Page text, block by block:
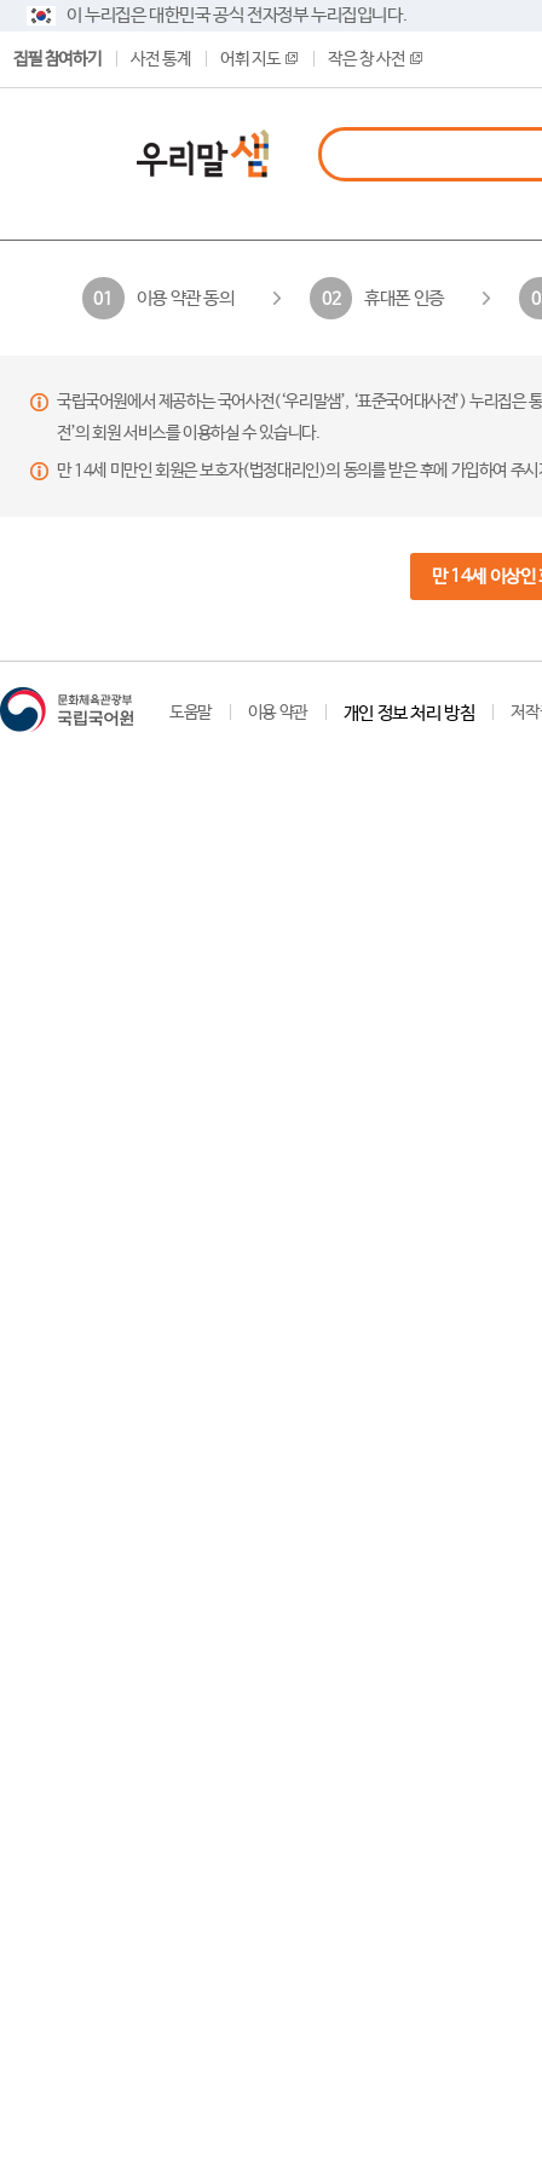
이 누리집은 대한민국 공식 전자정부 누리집입니다.
집필 참여하기 사전 통계 어휘 지도 작은 창 사전
01 이용 약관 동의 02 휴대폰 인증
국립국어원에서 제공하는 국어사전(‘우리말샘’, ‘표준국어대사전’) 누리집
전’의 회원 서비스를 이용하실 수 있습니다.
만 14세 미만인 회원은 보호자(법정대리인)의 동의를 받은 후에 가입하여 주
만 14세 이상인
도움말 이용 약관 개인 정보 처리 방침 저